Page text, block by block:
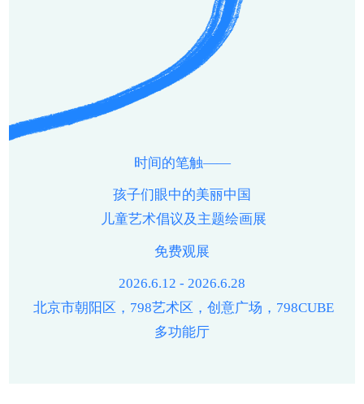
时间的笔触——
孩子们眼中的美丽中国
儿童艺术倡议及主题绘画展
免费观展
2026.6.12 - 2026.6.28
北京市朝阳区，798艺术区，创意广场，798CUBE
多功能厅